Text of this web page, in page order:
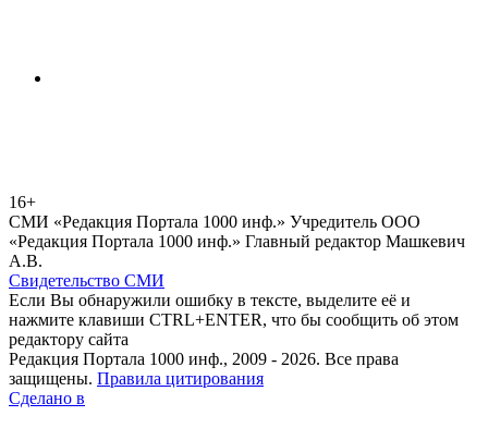
16+
СМИ «Редакция Портала 1000 инф.» Учредитель ООО
«Редакция Портала 1000 инф.» Главный редактор Машкевич
А.В.
Свидетельство СМИ
Если Вы обнаружили ошибку в тексте, выделите её и
нажмите клавиши CTRL+ENTER, что бы сообщить об этом
редактору сайта
Редакция Портала 1000 инф., 2009 - 2026. Все права
защищены. Правила цитирования
Сделано в